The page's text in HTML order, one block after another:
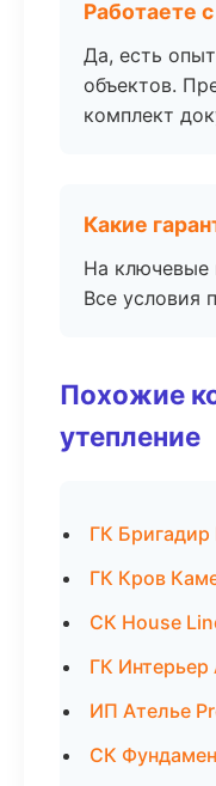
Работаете
Да, есть
объектов.
комплект
Какие
На ключевые
Все условия
Похожие
утепление
ГК
ГК Кров
СК House
ГК
ИП Ателье
СК